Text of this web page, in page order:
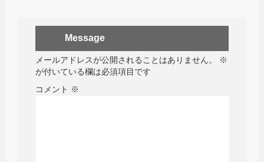
Message
メールアドレスが公開されることはありません。
※
が付いている欄は必須項目です
コメント ※